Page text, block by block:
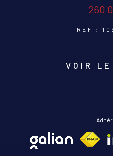
260
REF :
VOIR LE